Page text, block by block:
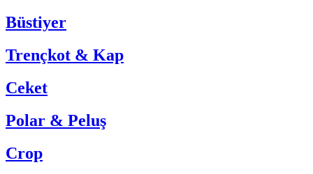
Büstiyer
Trençkot & Kap
Ceket
Polar & Peluş
Crop